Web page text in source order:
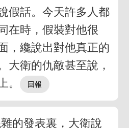
假話。今天許多人都
在時，假裝對他很
，纔說出對他真正的
大衛的仇敵甚至說，
。
的發表裏，大衛說